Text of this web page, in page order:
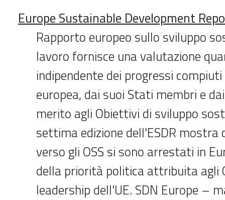
Europe Sustainable Development
Rapporto europeo sullo sviluppo
lavoro fornisce una valutazione
indipendente dei progressi
europea, dai suoi Stati membri e
merito agli Obiettivi di sviluppo
settima edizione dell'ESDR mostra
verso gli OSS si sono arrestati in
della priorità politica attribuita agli
leadership dell'UE. SDN Europe –